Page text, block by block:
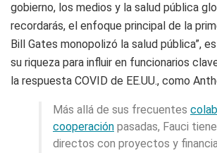
gobierno, los medios y la salud pública
recordarás, el enfoque principal de la
Bill Gates monopolizó la salud pública”,
su riqueza para influir en funcionarios
la respuesta COVID de EE.UU., como
Más allá de sus frecuentes
cooperación pasadas, Fauci
directos con proyectos y